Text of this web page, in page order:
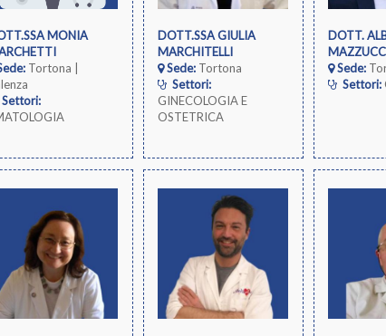
MONIA
Tortona |
Settori:
DOTT.SSA GIULIA
MARCHITELLI
Sede:Tortona
Settori:
GINECOLOGIA E
OSTETRICA
DOTT.
Sede:
Settori: